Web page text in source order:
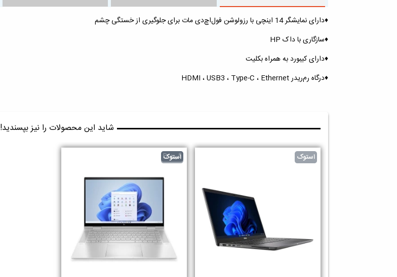
♦️دارای نمایشگر 14 اینچی با رزولوشن فول‌اچ‌دی مات برای جلوگیری از خستگی چشم
♦️سازگاری با داک HP
♦️دارای کیبورد به همراه بکلیت
♦️درگاه رم‌ریدر HDMI ، USB3 ، Type-C ، Ethernet
شاید این محصولات را نیز بپسندید!
استوک گرید B
استوک